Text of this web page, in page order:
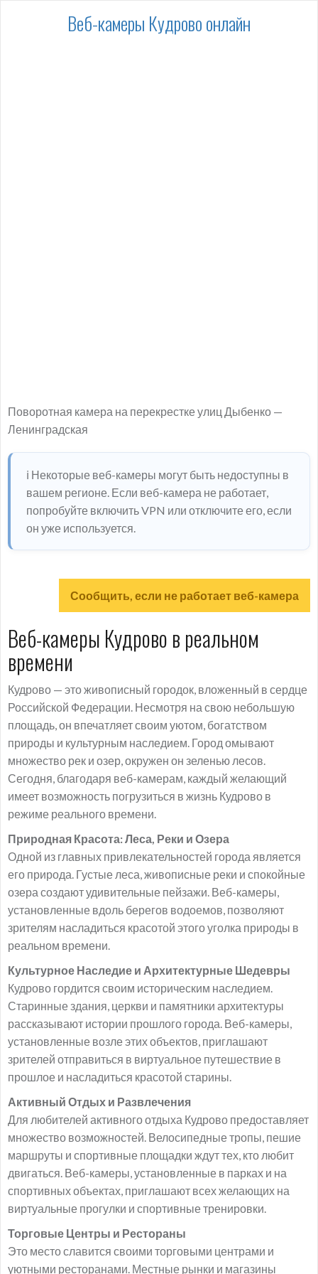
Веб-камеры Кудрово онлайн
Поворотная камера на перекрестке улиц Дыбенко —
Ленинградская
ℹ️ Некоторые веб-камеры могут быть недоступны в
вашем регионе. Если веб-камера не работает,
попробуйте включить VPN или отключите его, если
он уже используется.
Сообщить, если не работает веб-камера
Веб-камеры Кудрово в реальном
времени
Кудрово — это живописный городок, вложенный в сердце
Российской Федерации. Несмотря на свою небольшую
площадь, он впечатляет своим уютом, богатством
природы и культурным наследием. Город омывают
множество рек и озер, окружен он зеленью лесов.
Сегодня, благодаря веб-камерам, каждый желающий
имеет возможность погрузиться в жизнь Кудрово в
режиме реального времени.
Природная Красота: Леса, Реки и Озера
Одной из главных привлекательностей города является
его природа. Густые леса, живописные реки и спокойные
озера создают удивительные пейзажи. Веб-камеры,
установленные вдоль берегов водоемов, позволяют
зрителям насладиться красотой этого уголка природы в
реальном времени.
Культурное Наследие и Архитектурные Шедевры
Кудрово гордится своим историческим наследием.
Старинные здания, церкви и памятники архитектуры
рассказывают истории прошлого города. Веб-камеры,
установленные возле этих объектов, приглашают
зрителей отправиться в виртуальное путешествие в
прошлое и насладиться красотой старины.
Активный Отдых и Развлечения
Для любителей активного отдыха Кудрово предоставляет
множество возможностей. Велосипедные тропы, пешие
маршруты и спортивные площадки ждут тех, кто любит
двигаться. Веб-камеры, установленные в парках и на
спортивных объектах, приглашают всех желающих на
виртуальные прогулки и спортивные тренировки.
Торговые Центры и Рестораны
Это место славится своими торговыми центрами и
уютными ресторанами. Местные рынки и магазины